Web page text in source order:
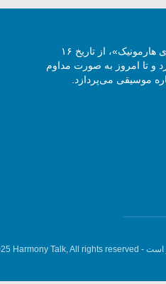
مجله آنلاین موسیقی «گفتگوی هارمونیک»، از تاریخ ۱۶
به کار کرد و تا امروز به صورت مداوم
موسیقی می‌پردازد.
است - Harmony Talk, All rights reserved.